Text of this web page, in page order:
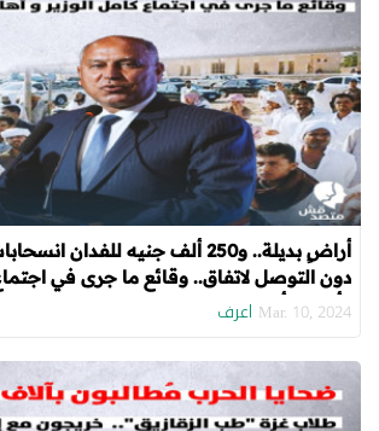
أراضٍ بديلة.. و250 ألف جنيه للفدان
دون التوصل لاتفاق.. وقائع ما جرى في
وأهالي رأس الحكمة
Mar. 10, 2024 اعرف